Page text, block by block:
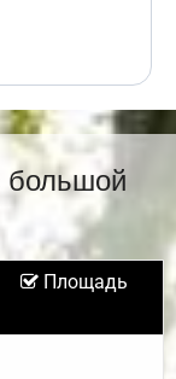
большой
Площадь